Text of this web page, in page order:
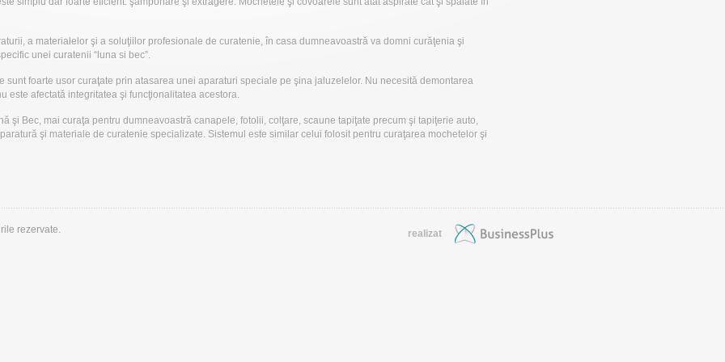
a materialelor şi a soluţiilor profesionale de curatenie, în casa dumneavoastră va domni curăţenia şi
unei curatenii “luna si bec”.
sunt foarte usor curaţate prin atasarea unei aparaturi speciale pe şina jaluzelelor. Nu necesită demontarea
este afectată integritatea şi funcţionalitatea acestora.
şi Bec, mai curaţa pentru dumneavoastră canapele, fotolii, colţare, scaune tapiţate precum şi tapiţerie auto,
şi materiale de curatenie specializate. Sistemul este similar celui folosit pentru curaţarea mochetelor şi
rezervate. realizat